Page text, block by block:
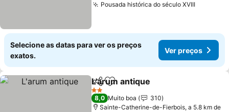
Pousada histórica do século XVIIIVer
Selecione as datas para ver os preços
exatos.
Ver preços
PartilharAdicionar aos favoritos
L'arum antique
2 Estrelas
8,0 Muito boa
310
Sainte-Catherine-de-Fierbois, a 5.8 km de